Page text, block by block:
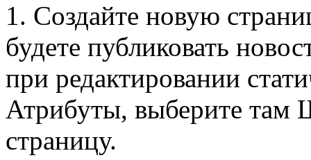
1. Создайте новую
будете публиковать
при редактировании
Атрибуты, выберите там
страницу.